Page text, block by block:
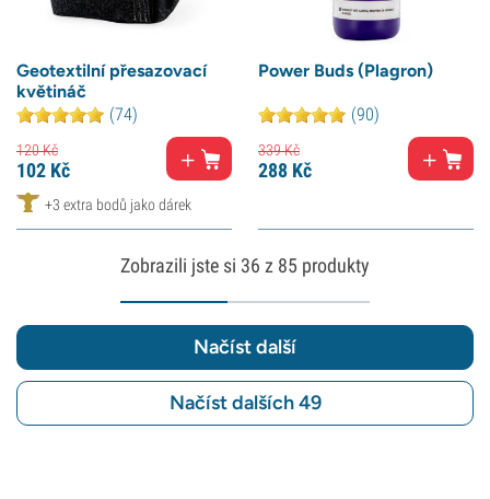
Geotextilní přesazovací
květináč
(74)
120Kč
102 Kč
+3 extra bodů jako dárek
Power Buds (Plagron)
(90)
339Kč
288 Kč
Zobrazili jste si 36 z 85 produkty
Načíst další
Načíst dalších 49